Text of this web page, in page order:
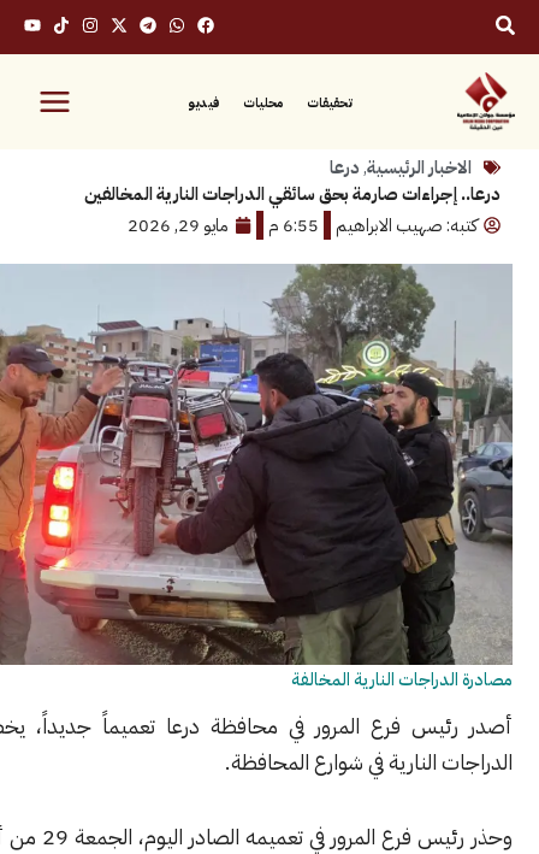
محليات فيديو
الرئيسية,درعا
صارمة بحق سائقي الدراجات النارية المخالفين
صهيب الابراهيم
6:55 م مايو 29, 2026
النارية المخالفة
فرع المرور في محافظة درعا تعميماً جديداً، يخص سائقي
النارية في شوارع المحافظة.
وحذر رئيس فرع المرور في تعميمه الصادر اليوم، الجمعة 29 من أيار، سائقي